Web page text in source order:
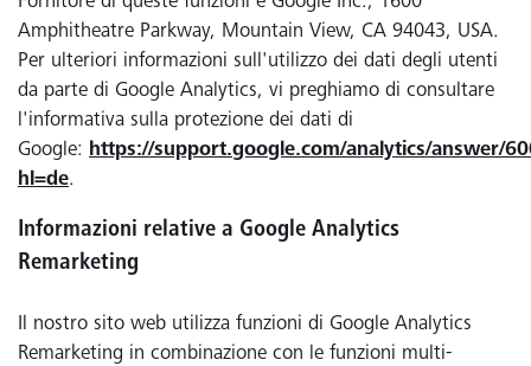
Amphitheatre Parkway, Mountain View, CA 94043, USA.
Per ulteriori informazioni sull'utilizzo dei dati degli utenti
da parte di Google Analytics, vi preghiamo di consultare
l'informativa sulla protezione dei dati di
Google: https://support.google.com/analytics/answer/
hl=de.
Informazioni relative a Google Analytics
Remarketing
Il nostro sito web utilizza funzioni di Google Analytics
Remarketing in combinazione con le funzioni multi-